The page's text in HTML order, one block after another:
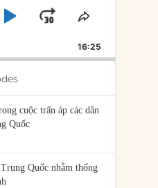
PLAYJUMP
FORWARD
SHARE
EPISODE
16:25
cuộc trấn áp các dân
Quốc
Quốc nhằm thống